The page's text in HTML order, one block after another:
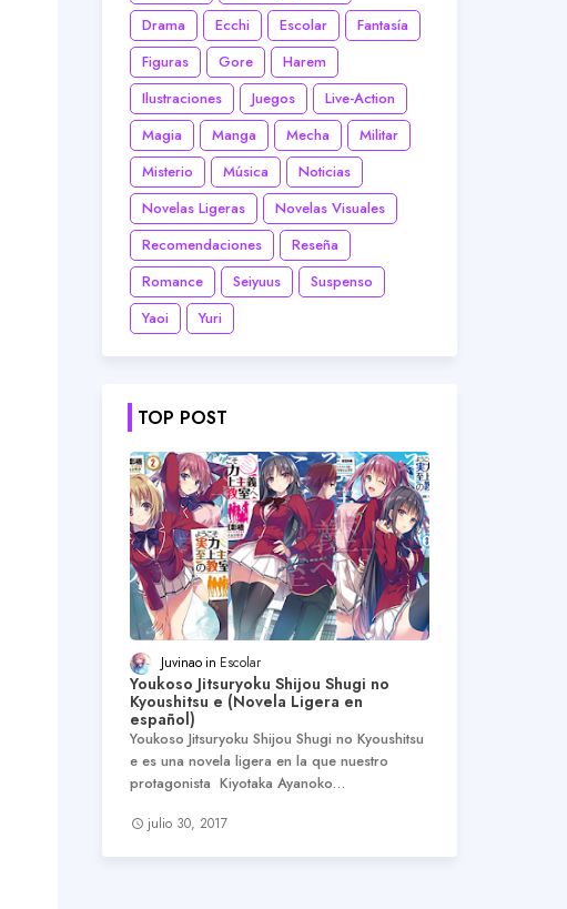
Drama
Ecchi Escolar
Fantasía
Figuras
Gore
Harem
Ilustraciones
Juegos
Live-Action
Magia
Manga Mecha
Militar
Misterio
Música
Noticias
Novelas Ligeras
Novelas Visuales
Recomendaciones
Reseña
Romance
Seiyuus
Suspenso
Yaoi
Yuri
TOP POST
Juvinao Escolar
Youkoso Jitsuryoku Shijou Shugi no
Kyoushitsu e (Novela Ligera en
español)
Youkoso Jitsuryoku Shijou Shugi no Kyoushitsu
e es una novela ligera en la que nuestro
protagonista Kiyotaka Ayanoko…
julio 30, 2017